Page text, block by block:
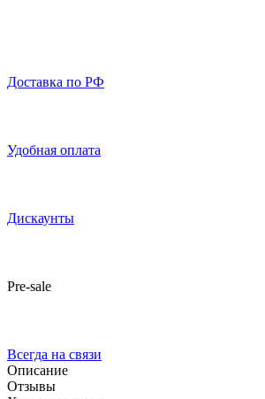
Доставка по РФ
Удобная оплата
Дискаунты
Pre-sale
Всегда на связи
Описание
Отзывы